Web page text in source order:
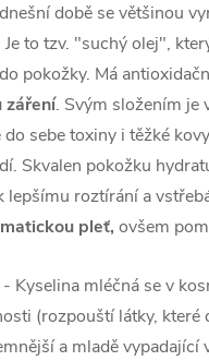
době se většinou
to tzv. "suchý olej",
pokožky. Má
záření. Svým složením je
sebe toxiny i těžké
Skvalen pokožku
lepšímu roztírání a
pleť, ovšem
- Kyselina mléčná se v
(rozpouští látky,
a mladě